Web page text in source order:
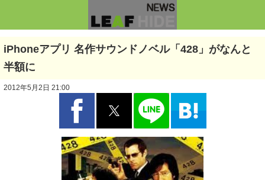
iPhoneアプリ 名作サウンドノベル「428」がなんと
半額に
2012年5月2日 21:00